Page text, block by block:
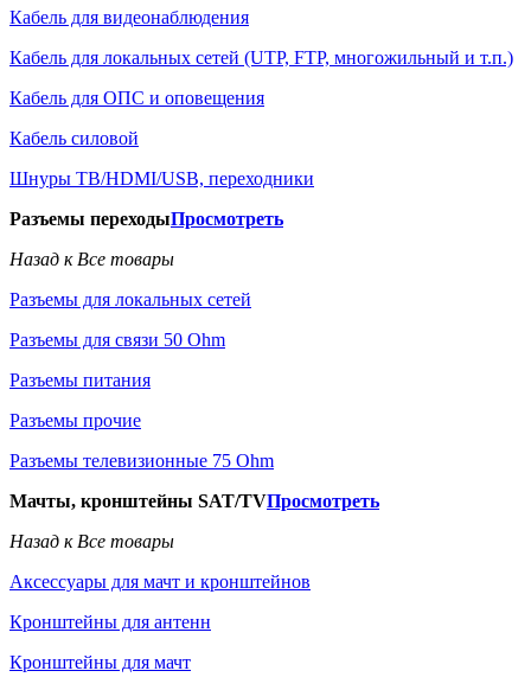
Кабель для видеонаблюдения
Кабель для локальных сетей (UTP, FTP, многожильный и т.п.)
Кабель для ОПС и оповещения
Кабель силовой
Шнуры ТВ/HDMI/USB, переходники
Разъемы переходыПросмотреть
Назад к Все товары
Разъемы для локальных сетей
Разъемы для связи 50 Ohm
Разъемы питания
Разъемы прочие
Разъемы телевизионные 75 Ohm
Мачты, кронштейны SAT/TVПросмотреть
Назад к Все товары
Аксессуары для мачт и кронштейнов
Кронштейны для антенн
Кронштейны для мачт